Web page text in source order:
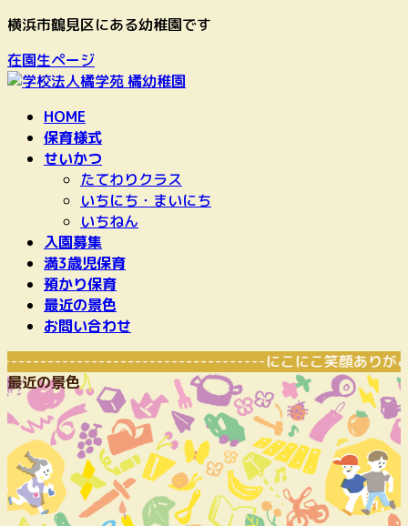
コ
テ
ン
ナ
ゲ
ー
横浜市鶴見区にある幼稚園です
在園生ページ
HOME
保育様式
せいかつ
たてわりクラス
いちにち・まいにち
いちねん
入園募集
満3歳児保育
預かり保育
最近の景色
お問い合わせ
にこにこ笑顔ありがとう ぽ
最近の景色